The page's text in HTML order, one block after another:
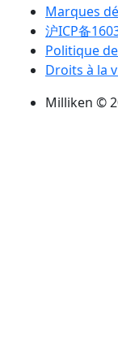
Marques
沪ICP备
Politique
Droits à la
Milliken ©